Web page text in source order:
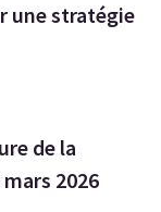
une stratégie
de la
2026